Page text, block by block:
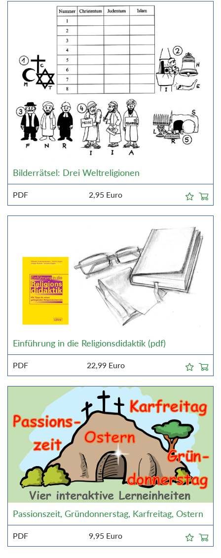
Bilderrätsel: Drei Weltreligionen
PDF 2,95 Euro
Einführung in die Religionsdidaktik (pdf)
PDF 22,99 Euro
Passionszeit, Gründonnerstag, Karfreitag, Ostern
PDF 9,95 Euro